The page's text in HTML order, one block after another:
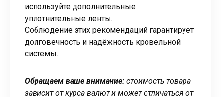
используйте дополнительные
уплотнительные ленты.
Соблюдение этих рекомендаций гарантирует
долговечность и надёжность кровельной
системы.
Обращаем ваше внимание: стоимость товара
зависит от курса валют и может отличаться от